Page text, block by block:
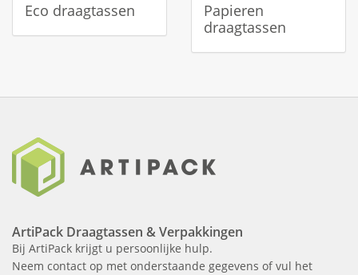
Eco draagtassen
Papieren
draagtassen
ArtiPack Draagtassen & Verpakkingen
Bij ArtiPack krijgt u persoonlijke hulp.
Neem contact op met onderstaande gegevens of vul het